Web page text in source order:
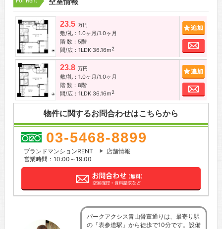
23.5 万円
敷/礼：1.0ヶ月/1.0ヶ月
階 数：5階
間/広：1LDK 36.16m2
お問
23.8 万円
敷/礼：1.0ヶ月/1.0ヶ月
階 数：8階
間/広：1LDK 36.16m2
お問
物件に関するお問合わせはこちらから
03-5468-8899
ブランドマンションRENT
店舗情報
営業時間：10:00～19:00
パークアクシス青山骨董通りは、最寄り駅
の「表参道駅」から徒歩で10分です。設備